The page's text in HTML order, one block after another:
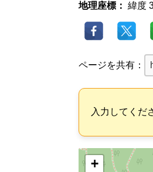
地理座標： 緯度
ページを共有：
入力してくだ
+